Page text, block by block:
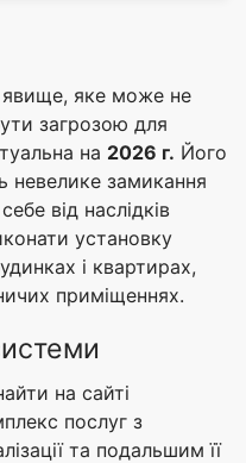
яке може не
загрозою для
на 2026 г. Його
невелике замикання
від наслідків
установку
і квартирах,
приміщеннях.
на сайті
послуг з
та подальшим її